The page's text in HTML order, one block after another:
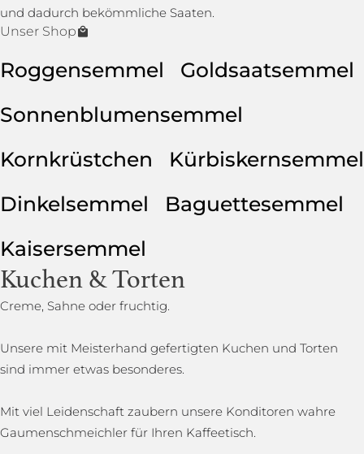
und dadurch bekömmliche Saaten.
Unser Shop
Roggensemmel
Goldsaatsemmel
Sonnenblumensemmel
Kornkrüstchen
Kürbiskernsemmel
Dinkelsemmel
Baguettesemmel
Kaisersemmel
Kuchen & Torten
Creme, Sahne oder fruchtig.
Unsere mit Meisterhand gefertigten Kuchen und Torten
sind immer etwas besonderes.
Mit viel Leidenschaft zaubern unsere Konditoren wahre
Gaumenschmeichler für Ihren Kaffeetisch.